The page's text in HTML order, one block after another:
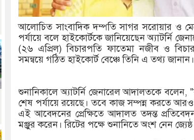
আলোচিত সাংবাদিক দম্পতি সাগর সরোয়ার ও
পর্যায়ে বলে হাইকোর্টকে জানিয়েছেন অ্যাটর্নি
(২৬ এপ্রিল) বিচারপতি ফাতেমা নজীব ও
সমন্বয়ে গঠিত হাইকোর্ট বেঞ্চে তিনি এ তথ্য জানান।
শুনানিকালে অ্যাটর্নি জেনারেল আদালতকে
শেষ পর্যায়ে রয়েছে। তবে কাজ সম্পন্ন করতে আরও
এই আবেদনের প্রেক্ষিতে আদালত তদন্ত
মঞ্জুর করেন। রিটের পক্ষে শুনানিতে অংশ নেন